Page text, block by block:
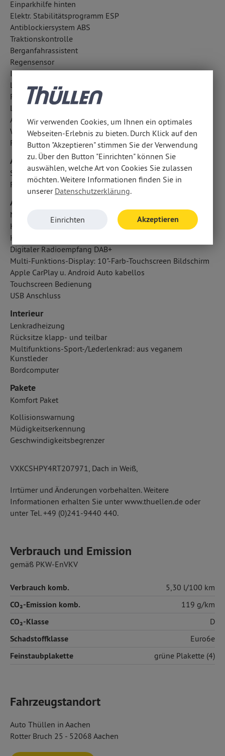
Einparkhilfe hinten
Elektr. Stabilitätsprogramm ESP
Antiblockiersystem ABS
Traktionskontrolle
Berganfahrassistent
Regensensor
ISOFIX Kindersitzbefestigung
LED-Tagfahrlicht
Fahrlichtautomatik
LED-Scheinwerfer
Außentemperatur Anzeige
Wegfahrsperre
Fußgängerschutzsystem
Airbags
Seitenairbag vorn und hinten
Fahrer- /Beifahrerairbag
Audio & Kommunikation
Navigationssystem
Kabelloses Laden für Handys
Handyvorbereitung Bluetooth
Digitaler Radioempfang DAB+
Multi-Funktions-Display: 10"-Farb-Touchscreen Bildschirm
Apple CarPlay u. Android Auto kabellos
Touchscreen Bedienung
USB Anschluss
Interieur
Lenkradheizung
Rücksitze klapp- und teilbar
Multifunktions-Sport-/Lederlenkrad: aus veganem
Kunstleder
Bordcomputer
Pakete
Komfort Paket
Kollisionswarnung
Müdigkeitserkennung
Geschwindigkeitsbegrenzer
VXKCSHPY4RT207971, Dach in Weiß,
Irrtümer und Änderungen vorbehalten. Weitere
Informationen erhalten Sie unter www.thuellen.de oder
unter Tel. +49 (0)241-9440 440.
Verbrauch und Emission
gemäß PKW-EnVKV
Verbrauch komb. 5,30 l/100 km
CO₂-Emission komb. 119 g/km
CO₂-Klasse D
Schadstoffklasse Euro6e
Feinstaubplakette grüne Plakette (4)
Fahrzeugstandort
Auto Thüllen in Aachen
Rotter Bruch 25 - 52068 Aachen
Wir verwenden Cookies, um Ihnen ein optimales
Webseiten-Erlebnis zu bieten. Durch Klick auf den
Button "Akzeptieren" stimmen Sie der Verwendung
zu. Über den Button "Einrichten" können Sie
auswählen, welche Art von Cookies Sie zulassen
möchten. Weitere Informationen finden Sie in
unserer Datenschutzerklärung.
Einrichten Akzeptieren